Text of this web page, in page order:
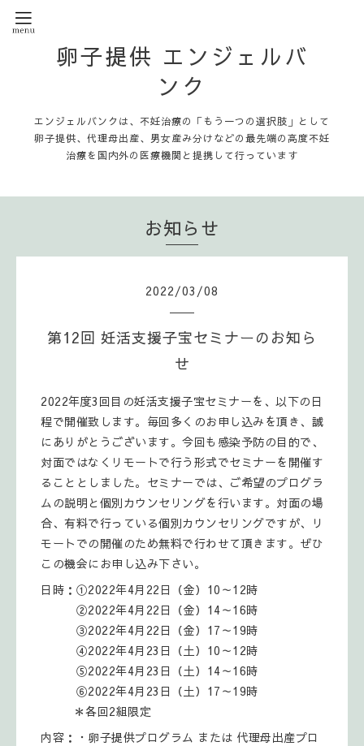
卵子提供 エンジェルバ
ンク
エンジェルバンクは、不妊治療の「もう一つの選択肢」として
卵子提供、代理母出産、男女産み分けなどの最先端の高度不妊
治療を国内外の医療機関と提携して行っています
お知らせ
2022/03 /08
第12回 妊活支援子宝セミナーのお知ら
せ
2022年度3回目の妊活支援子宝セミナーを、以下の日
程で開催致します。毎回多くのお申し込みを頂き、誠
にありがとうございます。今回も感染予防の目的で、
対面ではなくリモートで行う形式でセミナーを開催す
ることとしました。セミナーでは、ご希望のプログラ
ムの説明と個別カウンセリングを行います。対面の場
合、有料で行っている個別カウンセリングですが、リ
モートでの開催のため無料で行わせて頂きます。ぜひ
この機会にお申し込み下さい。
日時：①2022年4月22日（金）10～12時
②2022年4月22日（金）14～16時
③2022年4月22日（金）17～19時
④2022年4月23日（土）10～12時
⑤2022年4月23日（土）14～16時
⑥2022年4月23日（土）17～19時
＊各回2組限定
内容：・卵子提供プログラム または 代理母出産プロ